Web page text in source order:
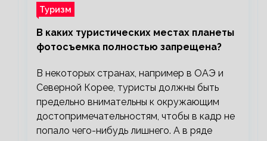
Туризм
В каких туристических местах планеты
фотосъемка полностью запрещена?
В некоторых странах, например в ОАЭ и
Северной Корее, туристы должны быть
предельно внимательны к окружающим
достопримечательностям, чтобы в кадр не
попало чего-нибудь лишнего. А в ряде